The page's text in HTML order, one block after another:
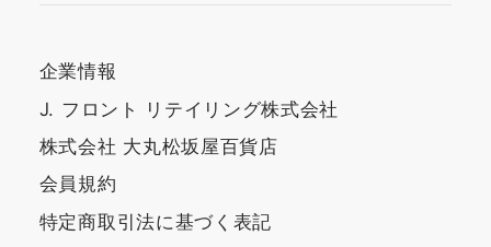
企業情報
J. フロント リテイリング株式会社
株式会社 大丸松坂屋百貨店
会員規約
特定商取引法に基づく表記